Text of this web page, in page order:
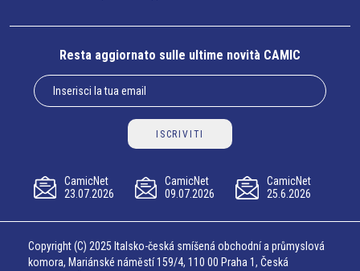
Resta aggiornato sulle ultime novità CAMIC
ISCRIVITI
CamicNet
23.07.2026
CamicNet
09.07.2026
CamicNet
25.6.2026
Copyright (C) 2025 Italsko-česká smíšená obchodní a průmyslová
komora, Mariánské náměstí 159/4, 110 00 Praha 1, Česká